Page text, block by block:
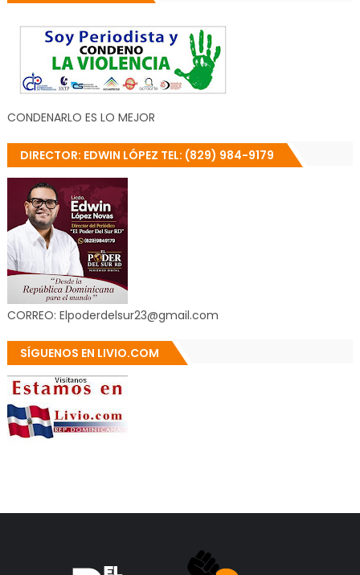
CONDENARLO ES LO MEJOR
DIRECTOR: EDWIN LÓPEZ TEL: (829) 984-9179
CORREO: Elpoderdelsur23@gmail.com
SÍGUENOS EN LIVIO.COM